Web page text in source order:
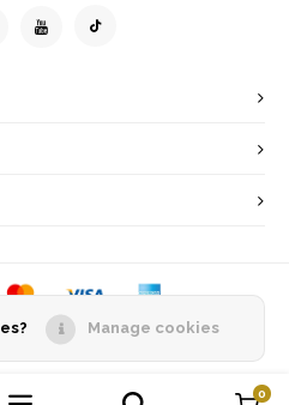
0
- Powered byLightspeed- Theme by
0
Manage cookies